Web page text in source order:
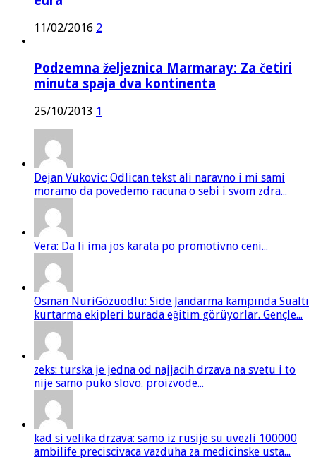
11/02/2016 2
Podzemna željeznica Marmaray: Za četiri
minuta spaja dva kontinenta
25/10/2013 1
Dejan Vukovic: Odlican tekst ali naravno i mi sami
moramo da povedemo racuna o sebi i svom zdra...
Vera: Da li ima jos karata po promotivno ceni...
Osman NuriGözüodlu: Side Jandarma kampında Sualtı
kurtarma ekipleri burada eğitim görüyorlar. Gençle...
zeks: turska je jedna od najjacih drzava na svetu i to
nije samo puko slovo. proizvode...
kad si velika drzava: samo iz rusije su uvezli 100000
ambilife preciscivaca vazduha za medicinske usta...